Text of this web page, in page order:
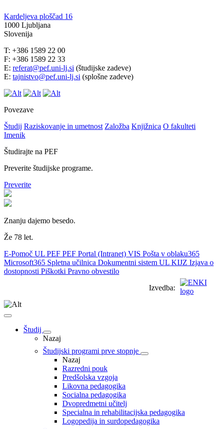
Kardeljeva ploščad 16
1000 Ljubljana
Slovenija
T: +386 1589 22 00
F: +386 1589 22 33
E: referat@pef.uni-lj.si (študijske zadeve)
E: tajnistvo@pef.uni-lj.si (splošne zadeve)
Povezave
Študij Raziskovanje in umetnost Založba Knjižnica O fakulteti
Imenik
Študirajte na PEF
Preverite študijske programe.
Preverite
Znanju dajemo besedo.
Že 78 let.
E-Pomoč UL PEF PEF Portal (Intranet) VIS Pošta v oblaku365
Microsoft365 Spletna učilnica Dokumentni sistem UL KIJZ Izjava o
dostopnosti Piškotki Pravno obvestilo
Izvedba:
Študij
Nazaj
Študijski programi prve stopnje
Nazaj
Razredni pouk
Predšolska vzgoja
Likovna pedagogika
Socialna pedagogika
Dvopredmetni učitelj
Specialna in rehabilitacijska pedagogika
Logopedija in surdopedagogika